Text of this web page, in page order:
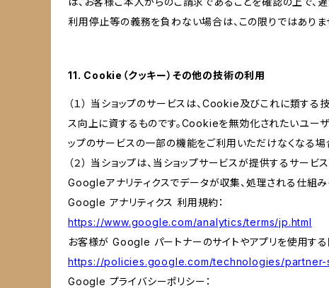
利用停止等の義務を負わない場合は、この限りではありま
11. Cookie（クッキー）その他の技術の利用
（１） 当ショップのサービスは、Cookie及びこれに類す
ス向上に資するものです。Cookieを無効化されたいユー
ップのサービスの一部の機能をご利用いただけなくなる場
（２） 当ショップは、当ショップサービスが提供するサ
Googleアナリティクスでデータが収集、処理される仕組
Google アナリティクス 利用規約：
https://www.google.com/analytics/terms/jp.html
お客様が Google パートナーのサイトやアプリを使用す
https://policies.google.com/technologies/partner-
Google プライバシーポリシー：